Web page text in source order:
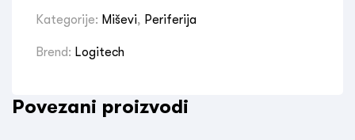
Kategorije: Miševi, Periferija
Brend: Logitech
Povezani proizvodi